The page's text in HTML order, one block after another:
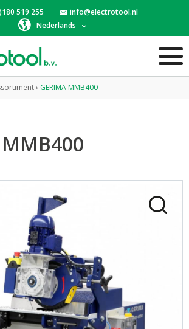
519 255
info@electrotool.nl
Nederlands
› GERIMA MMB400